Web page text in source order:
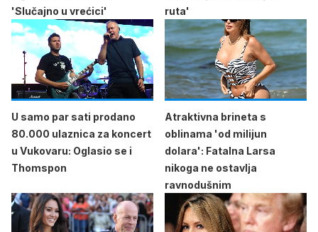
'Slučajno u vrećici'
ruta'
U samo par sati prodano
80.000 ulaznica za koncert
u Vukovaru: Oglasio se i
Thomspon
Atraktivna brineta s
oblinama 'od milijun
dolara': Fatalna Larsa
nikoga ne ostavlja
ravnodušnim